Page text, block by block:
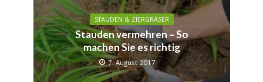
STAUDEN & ZIERGRÄSER
Stauden vermehren – So
machen Sie es richtig
7. August 2017